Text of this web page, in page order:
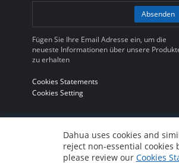
Dahua uses cookies and
reject non-essential cookies
please review our Cookies
Absenden
Fügen Sie Ihre Email Adresse ein, um die
neueste Informationen über unsere
zu erhalten
Cookies Statements
Cookies Setting
© 2010-2026 Dahua Technology Co., Ltd